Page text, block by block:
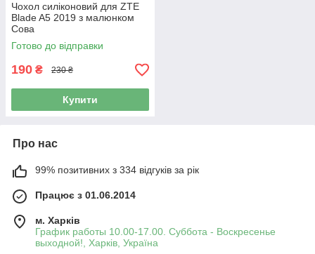
Чохол силіконовий для ZTE
Blade A5 2019 з малюнком
Сова
Готово до відправки
190 ₴ 230 ₴
Купити
Про нас
99% позитивних з 334 відгуків за рік
Працює з 01.06.2014
м. Харків
График работы 10.00-17.00. Суббота - Воскресенье
выходной!, Харків, Україна